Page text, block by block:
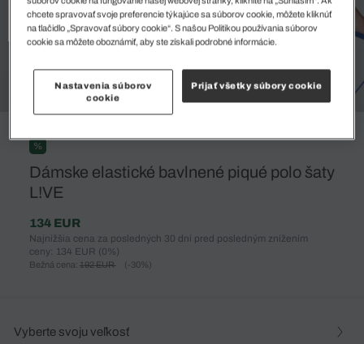
%
Dámske elastické bavlnené piqué polo šaty
L!VE
134 EUR
Najnižšia cena za posledných 30 dní pred posledným znížením
ceny: 134 EUR (0%)
Bežná cena: 192 EUR (-30%)
Vyberte svoju veľkosť
chcete spravovať svoje preferencie týkajúce sa súborov cookie, môžete kliknúť
na tlačidlo „Spravovať súbory cookie“. S našou Politikou používania súborov
cookie sa môžete oboznámiť, aby ste získali podrobné informácie.
Nastavenia súborov
cookie
Prijať všetky súbory cookie